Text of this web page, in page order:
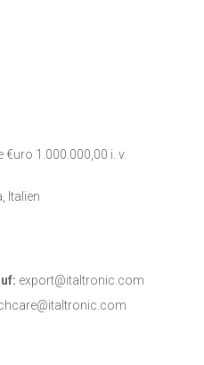
€uro 1.000.000,00 i. v.
Italien
export@italtronic.com